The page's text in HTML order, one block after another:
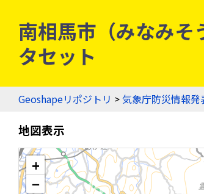
南相馬市（みなみ
タセット
Geoshapeリポジトリ >気象庁防災情報
地図表示
+
−